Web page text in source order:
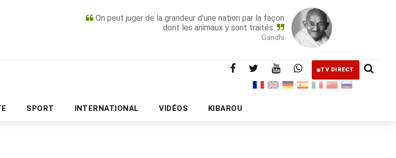
On peut juger de la grandeur d'une nation par la façon
dont les animaux y sont traités.
Gandhi
TV DIRECT
SPORT INTERNATIONAL VIDÉOS KIBAROU
PUBLICITÉ